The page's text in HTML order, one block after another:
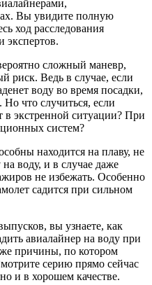
Вы увидите полную
ход расследования
экспертов.
сложный маневр,
риск. Ведь в случае, если
воду во время посадки,
Но что случиться, если
в экстренной ситуации? При
систем?
находится на плаву, не
воду, и в случае даже
не избежать. Особенно
садится при сильном
вы узнаете, как
авиалайнер на воду при
причины, по котором
серию прямо сейчас
и в хорошем качестве.